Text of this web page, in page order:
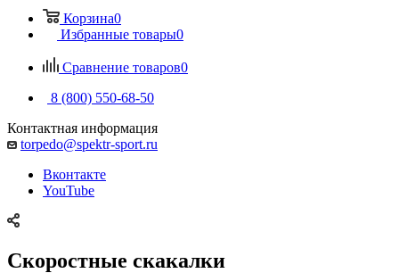
Корзина0
Избранные товары0
Сравнение товаров0
8 (800) 550-68-50
Контактная информация
torpedo@spektr-sport.ru
Вконтакте
YouTube
Скоростные скакалки